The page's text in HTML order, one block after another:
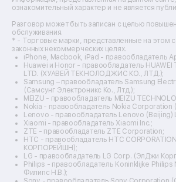
Ремонт электровелосипедов
Ремонт видеокамер
Ремонт эхолотов
Ремонт 3d-принтеров
Ремонт прицелов ночного видения
Ремонт винных шкафов
Ремонт выпрямителей
Ремонт сушилок для рук
Ремонт дальномеров
Ремонт снегоуборщиков
ознакомительный характер и не является
Разговор может быть записан с целью
обслуживания.
* - Торговые марки, представленные на этом
законных некоммерческих целях.
iPhone, Macbook, iPad - правообладатель
Huawei и Honor - правообладатель HUAWEI
LTD. (ХУАВЕЙ ТЕКНОЛОДЖИС КО., ЛТД.);
Samsung – правообладатель Samsung
(Самсунг Электроникс Ко., Лтд.);
MEIZU - правообладатель MEIZU
Nokia - правообладатель Nokia Corporation
Lenovo - правообладатель Lenovo (Beijing)
Xiaomi - правообладатель Xiaomi Inc.;
ZTE - правообладатель ZTE Corporation;
HTC - правообладатель HTC
КОРПОРЕЙШН);
LG - правообладатель LG Corp. (ЭлДжи
Philips - правообладатель Koninklijke Philips
Филипс Н.В.);